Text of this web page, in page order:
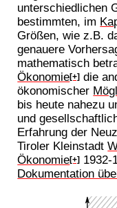
unterschiedlichen
bestimmten, im
Größen, wie z.B.
genauere
mathematisch
Ökonomie[+] die
ökonomischer
bis heute nahezu
und
Erfahrung der
Tiroler Kleinstadt
Ökonomie[+] 1932-
Dokumentation